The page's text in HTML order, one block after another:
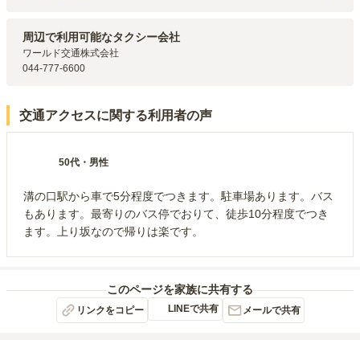
東急田園都市線・東急大井町線
溝の口
JR南武線
武蔵新城駅（
東急田園都市線・東急大井町線
周辺で利用可能なタクシー会社
ワールド交通株式会社
044-777-6600
交通アクセスに関する利用者の声
50代 ・ 男性
溝の口駅から車で5分程度でつきます。駐車場あります。バス
もあります。最寄りのバス停でおりて、徒歩10分程度でつき
ます。上り坂なので帰りは楽です。
このページを家族に共有する
リンクをコピー LINEで共有 メールで共有